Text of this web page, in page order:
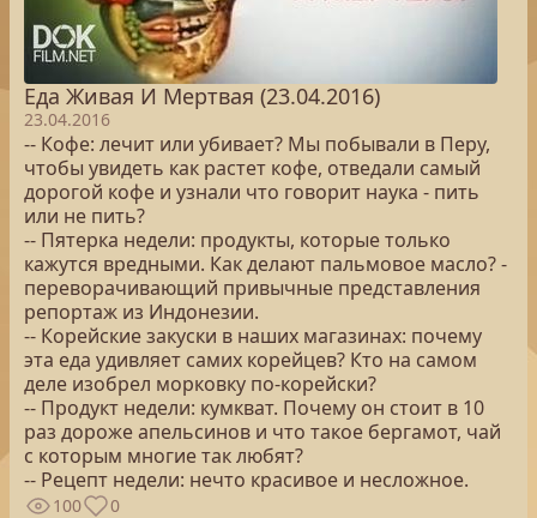
Еда Живая И Мертвая (23.04.2016)
23.04.2016
-- Кофе: лечит или убивает? Мы побывали в Перу,
чтобы увидеть как растет кофе, отведали самый
дорогой кофе и узнали что говорит наука - пить
или не пить?
-- Пятерка недели: продукты, которые только
кажутся вредными. Как делают пальмовое масло? -
переворачивающий привычные представления
репортаж из Индонезии.
-- Корейские закуски в наших магазинах: почему
эта еда удивляет самих корейцев? Кто на самом
деле изобрел морковку по-корейски?
-- Продукт недели: кумкват. Почему он стоит в 10
раз дороже апельсинов и что такое бергамот, чай
с которым многие так любят?
-- Рецепт недели: нечто красивое и несложное.
100 0